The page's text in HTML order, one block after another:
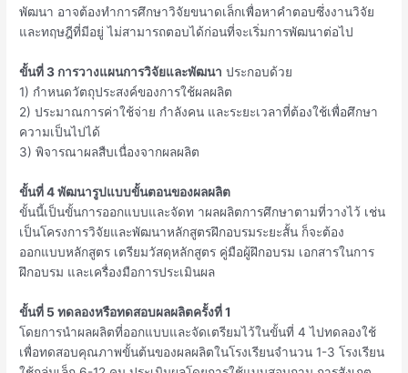
พัฒนา อาจต้องทำการศึกษาวิจัยขนาดเล็กเพื่อหาคำตอบซึ่งงานวิจัย
และทฤษฎีที่มีอยู่ ไม่สามารถตอบได้ก่อนที่จะเริ่มการพัฒนาต่อไป
ขั้นที่ 3 การวางแผนการวิจัยและพัฒนา ประกอบด้วย
1) กำหนดวัตถุประสงค์ของการใช้ผลผลิต
2) ประมาณการค่าใช้จ่าย กำลังคน และระยะเวลาที่ต้องใช้เพื่อศึกษา
ความเป็นไปได้
3) พิจารณาผลสืบเนื่องจากผลผลิต
ขั้นที่ 4 พัฒนารูปแบบขั้นตอนของผลผลิต
ขั้นนี้เป็นขั้นการออกแบบและจัดท าผลผลิตการศึกษาตามที่วางไว้ เช่น
เป็นโครงการวิจัยและพัฒนาหลักสูตรฝึกอบรมระยะสั้น ก็จะต้อง
ออกแบบหลักสูตร เตรียมวัสดุหลักสูตร คู่มือผู้ฝึกอบรม เอกสารในการ
ฝึกอบรม และเครื่องมือการประเมินผล
ขั้นที่ 5 ทดลองหรือทดสอบผลผลิตครั้งที่ 1
โดยการนำผลผลิตที่ออกแบบและจัดเตรียมไว้ในขั้นที่ 4 ไปทดลองใช้
เพื่อทดสอบคุณภาพขั้นต้นของผลผลิตในโรงเรียนจำนวน 1-3 โรงเรียน